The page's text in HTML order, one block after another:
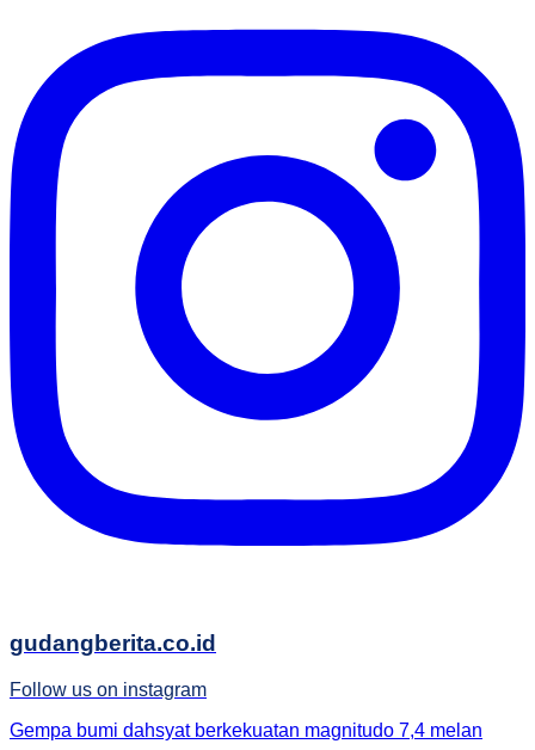
gudangberita.co.id
Follow us on instagram
Gempa bumi dahsyat berkekuatan magnitudo 7,4 melan